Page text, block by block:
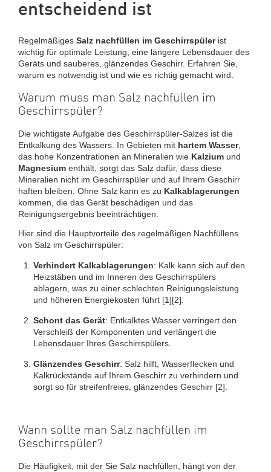
entscheidend ist
Regelmäßiges Salz nachfüllen im Geschirrspülerist
wichtig für optimale Leistung, eine längere Lebensdauer des
Geräts und sauberes, glänzendes Geschirr. Erfahren Sie,
warum es notwendig ist und wie es richtig gemacht wird.
Warum muss man Salz nachfüllen im
Geschirrspüler?
Die wichtigste Aufgabe des Geschirrspüler-Salzes ist die
Entkalkung des Wassers. In Gebieten mit hartem Wasser,
das hohe Konzentrationen an Mineralien wie Kalzium und
Magnesium enthält, sorgt das Salz dafür, dass diese
Mineralien nicht im Geschirrspüler und auf Ihrem Geschirr
haften bleiben. Ohne Salz kann es zu Kalkablagerungen
kommen, die das Gerät beschädigen und das
Reinigungsergebnis beeinträchtigen.
Hier sind die Hauptvorteile des regelmäßigen Nachfüllens
von Salz im Geschirrspüler:
Verhindert Kalkablagerungen: Kalk kann sich auf den
Heizstäben und im Inneren des Geschirrspülers
ablagern, was zu einer schlechten Reinigungsleistung
und höheren Energiekosten führt [1][2].
Schont das Gerät: Entkalktes Wasser verringert den
Verschleiß der Komponenten und verlängert die
Lebensdauer Ihres Geschirrspülers.
Glänzendes Geschirr: Salz hilft, Wasserflecken und
Kalkrückstände auf Ihrem Geschirr zu verhindern und
sorgt so für streifenfreies, glänzendes Geschirr [2].
Wann sollte man Salz nachfüllen im
Geschirrspüler?
Die Häufigkeit, mit der Sie Salz nachfüllen, hängt von der